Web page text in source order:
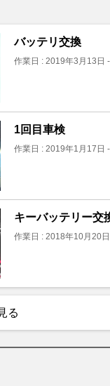
バッテリ交換
作業日 : 2019年3月13日 -
1回目車検
作業日 : 2019年1月17日 -
キーバッテリー交
作業日 : 2018年10月20日
る